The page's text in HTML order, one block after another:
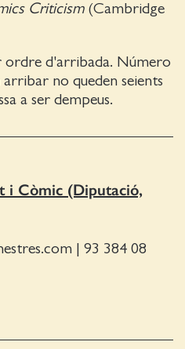
Criticism(Cambridge
ordre d'arribada. Número
no queden seients
a ser dempeus.
i Còmic (Diputació,
93 384 08